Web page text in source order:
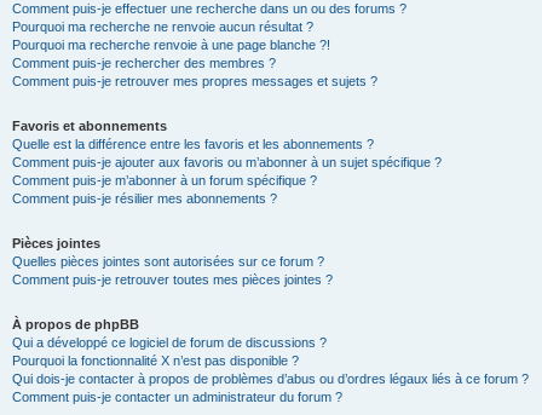
Comment puis-je effectuer une recherche dans un ou des forums ?
Pourquoi ma recherche ne renvoie aucun résultat ?
Pourquoi ma recherche renvoie à une page blanche ?!
Comment puis-je rechercher des membres ?
Comment puis-je retrouver mes propres messages et sujets ?
Favoris et abonnements
Quelle est la différence entre les favoris et les abonnements ?
Comment puis-je ajouter aux favoris ou m’abonner à un sujet spécifique ?
Comment puis-je m’abonner à un forum spécifique ?
Comment puis-je résilier mes abonnements ?
Pièces jointes
Quelles pièces jointes sont autorisées sur ce forum ?
Comment puis-je retrouver toutes mes pièces jointes ?
À propos de phpBB
Qui a développé ce logiciel de forum de discussions ?
Pourquoi la fonctionnalité X n’est pas disponible ?
Qui dois-je contacter à propos de problèmes d’abus ou d’ordres légaux liés à ce forum ?
Comment puis-je contacter un administrateur du forum ?